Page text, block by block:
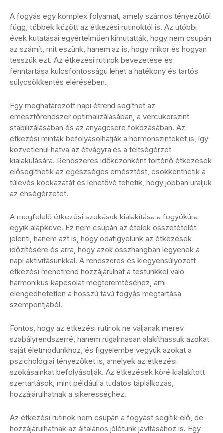
A fogyás egy komplex folyamat, amely számos tényezőtől
függ, többek között az étkezési rutinoktól is. Az utóbbi
évek kutatásai egyértelműen kimutatták, hogy nem csupán
az számít, mit eszünk, hanem az is, hogy mikor és hogyan
tesszük ezt. Az étkezési rutinok bevezetése és
fenntartása kulcsfontosságú lehet a hatékony és tartós
súlycsökkentés elérésében.
Egy meghatározott napi étrend segíthet az
emésztőrendszer optimalizálásában, a vércukorszint
stabilizálásában és az anyagcsere fokozásában. Az
étkezési minták befolyásolhatják a hormonszinteket is, így
közvetlenül hatva az étvágyra és a teltségérzet
kialakulására. Rendszeres időközönként történő étkezések
elősegíthetik az egészséges emésztést, csökkenthetik a
túlevés kockázatát és lehetővé tehetik, hogy jobban uraljuk
az éhségérzetet.
A megfelelő étkezési szokások kialakítása a fogyókúra
egyik alapköve. Ez nem csupán az ételek összetételét
jelenti, hanem azt is, hogy odafigyelünk az étkezések
időzítésére és arra, hogy azok összhangban legyenek a
napi aktivitásunkkal. A rendszeres és kiegyensúlyozott
étkezési menetrend hozzájárulhat a testünkkel való
harmonikus kapcsolat megteremtéséhez, ami
elengedhetetlen a hosszú távú fogyás megtartása
szempontjából.
Fontos, hogy az étkezési rutinok ne váljanak merev
szabályrendszerré, hanem rugalmasan alakíthassuk azokat
saját életmódunkhoz, és figyelembe vegyük azokat a
pszichológiai tényezőket is, amelyek az étkezési
szokásainkat befolyásolják. Az étkezések köré kialakított
szertartások, mint például a tudatos táplálkozás,
hozzájárulhatnak a sikerességhez.
Az étkezési rutinok nem csupán a fogyást segítik elő, de
hozzájárulhatnak az általános jólétünk javításához is. Egy